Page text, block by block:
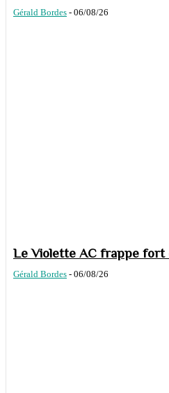
Gérald Bordes - 06/08/26
Le Violette AC frappe fort
Gérald Bordes - 06/08/26